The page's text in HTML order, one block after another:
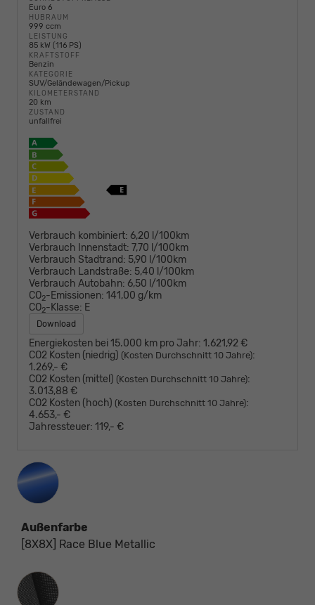
Euro 6
HUBRAUM
999 ccm
LEISTUNG
85 kW (116 PS)
KRAFTSTOFF
Benzin
KATEGORIE
SUV/Geländewagen/Pickup
KILOMETERSTAND
20 km
ZUSTAND
unfallfrei
Verbrauch kombiniert: 6,20 l/100km
Verbrauch Innenstadt: 7,70 l/100km
Verbrauch Stadtrand: 5,90 l/100km
Verbrauch Landstraße: 5,40 l/100km
Verbrauch Autobahn: 6,50 l/100km
CO2-Emissionen: 141,00 g/km
CO2-Klasse: E
Download
Energiekosten bei 15.000 km pro Jahr: 1.621,92 €
CO2 Kosten (niedrig) (Kosten Durchschnitt 10 Jahre):
1.269,- €
CO2 Kosten (mittel) (Kosten Durchschnitt 10 Jahre):
3.013,88 €
CO2 Kosten (hoch) (Kosten Durchschnitt 10 Jahre):
4.653,- €
Jahressteuer: 119,- €
Außenfarbe
[8X8X] Race Blue Metallic
Innenausstattung